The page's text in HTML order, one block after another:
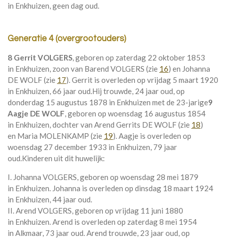
in Enkhuizen , geen dag oud.
Generatie 4 (overgrootouders)
8 Gerrit VOLGERS, geboren op zaterdag 22 oktober 1853
in Enkhuizen, zoon van Barend VOLGERS (zie 16) en Johanna
DE WOLF (zie 17). Gerrit is overleden op vrijdag 5 maart 1920
in Enkhuizen, 66 jaar oud.Hij trouwde, 24 jaar oud, op
donderdag 15 augustus 1878 in Enkhuizen met de 23-jarige9
Aagje DE WOLF, geboren op woensdag 16 augustus 1854
in Enkhuizen, dochter van Arend Gerrits DE WOLF (zie 18)
en Maria MOLENKAMP (zie 19). Aagje is overleden op
woensdag 27 december 1933 in Enkhuizen, 79 jaar
oud.Kinderen uit dit huwelijk:
I. Johanna VOLGERS, geboren op woensdag 28 mei 1879
in Enkhuizen. Johanna is overleden op dinsdag 18 maart 1924
in Enkhuizen, 44 jaar oud.
II. Arend VOLGERS, geboren op vrijdag 11 juni 1880
in Enkhuizen. Arend is overleden op zaterdag 8 mei 1954
in Alkmaar, 73 jaar oud. Arend trouwde, 23 jaar oud, op